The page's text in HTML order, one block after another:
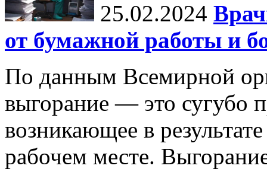
25.02.2024
от бумажной работы и
По данным Всемирной
выгорание — это сугубо
возникающее в
рабочем месте.